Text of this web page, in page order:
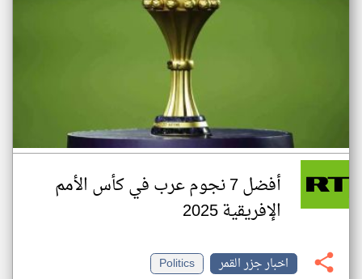
أفضل 7 نجوم عرب في كأس الأمم
الإفريقية 2025
اخبار جزر القمر
Politics